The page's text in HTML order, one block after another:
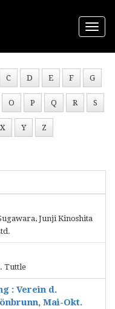
C D E F G
O P Q R S
X Y Z
Junji Kinoshita
Tuttle
: Verein d.
Mai-Okt.